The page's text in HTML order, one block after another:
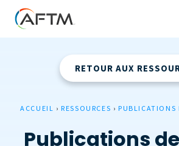
RETOUR AUX
ACCUEIL › RESSOURCES › PUBLICATIONS
Publications